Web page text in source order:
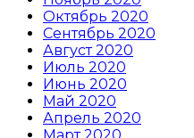
Октябрь 2020
Сентябрь 2020
Август 2020
Июль 2020
Июнь 2020
Май 2020
Апрель 2020
Март 2020